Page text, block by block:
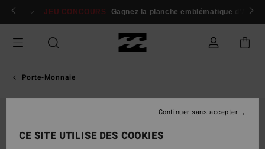
Passer
Se connecter / s'inscrire
JEU CONCOURS Gagnez la planche emblématique d'Andy
Porte-Monnaie
CE SITE UTILISE DES COOKIES
Continuer sans accepter